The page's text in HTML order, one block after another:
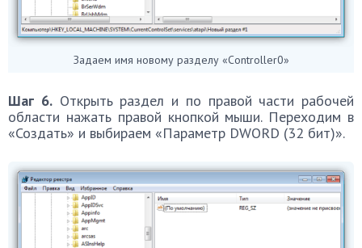
Задаем имя новому разделу «Controller0»
Шаг 6.Открыть раздел и по правой части рабочей
области нажать правой кнопкой мыши. Переходим в
«Создать» и выбираем «Параметр DWORD (32 бит)».